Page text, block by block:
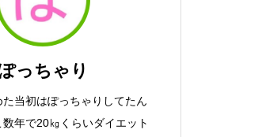
っちゃり
た当初はぽっちゃりしてたん
年で20㎏くらいダイエット